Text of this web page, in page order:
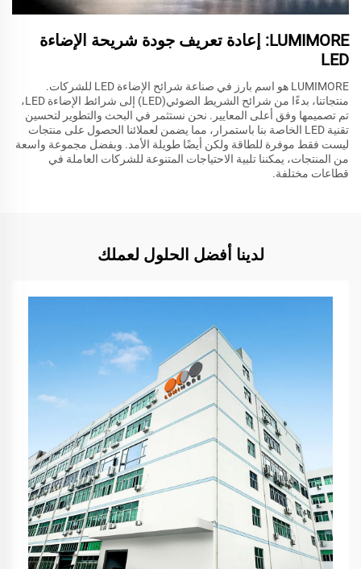
LUMIMORE: إعادة تعريف جودة شريحة الإضاءة
LED
LUMIMORE هو اسم بارز في صناعة شرائح الإضاءة LED للشركات.
منتجاتنا، بدءًا من شرائح الشريط الضوئي(LED) إلى شرائط الإضاءة LED،
تم تصميمها وفق أعلى المعايير. نحن نستثمر في البحث والتطوير لتحسين
تقنية LED الخاصة بنا باستمرار، مما يضمن لعملائنا الحصول على منتجات
ليست فقط موفرة للطاقة ولكن أيضًا طويلة الأمد. وبفضل مجموعة واسعة
من المنتجات، يمكننا تلبية الاحتياجات المتنوعة للشركات العاملة في
قطاعات مختلفة.
لدينا أفضل الحلول لعملك